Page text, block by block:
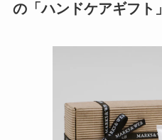
の「ハンドケアギフト」